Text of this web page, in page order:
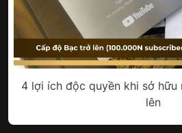
4 lợi ích độc quyền khi sở hữu
lên